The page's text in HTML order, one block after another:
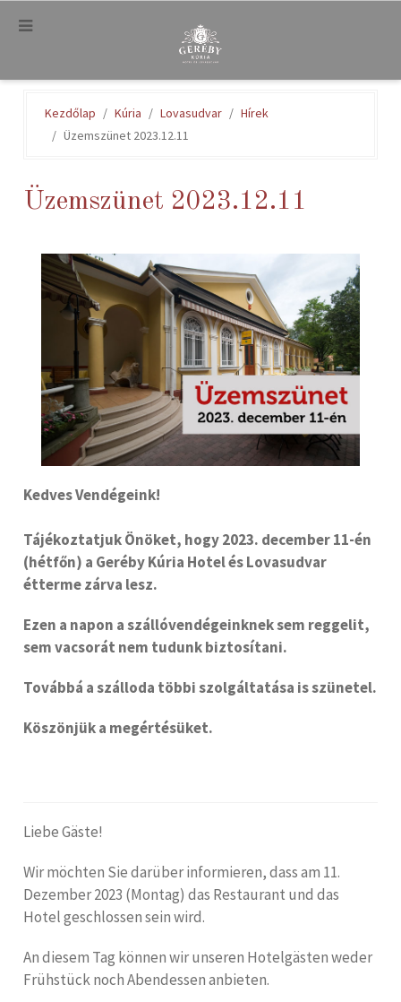
.
Kezdőlap Kúria Lovasudvar
Hírek
Üzemszünet 2023.12.11
Üzemszünet 2023.12.11
Kedves Vendégeink!
Tájékoztatjuk Önöket, hogy 2023. december 11-én
(hétfőn) a Geréby Kúria Hotel és Lovasudvar
étterme zárva lesz.
Ezen a napon a szállóvendégeinknek sem reggelit,
sem vacsorát nem tudunk biztosítani.
Továbbá a szálloda többi szolgáltatása is szünetel.
Köszönjük a megértésüket.
Liebe Gäste!
Wir möchten Sie darüber informieren, dass am 11.
Dezember 2023 (Montag) das Restaurant und das
Hotel geschlossen sein wird.
An diesem Tag können wir unseren Hotelgästen weder
Frühstück noch Abendessen anbieten.